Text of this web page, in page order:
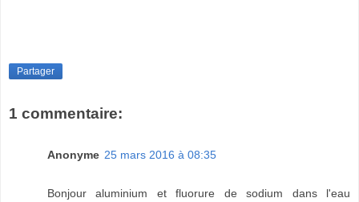
Partager
1 commentaire:
Anonyme 25 mars 2016 à 08:35
Bonjour aluminium et fluorure de sodium dans l'eau